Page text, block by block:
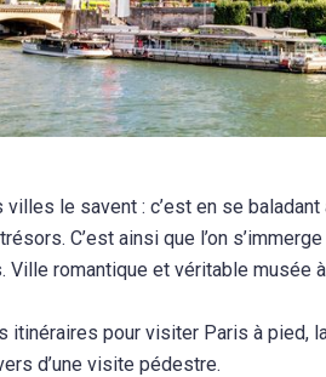
le savent : c’est en se
C’est ainsi que l’on
Ville romantique et véritable
itinéraires pour visiter Paris à pied,
d’une visite pédestre.